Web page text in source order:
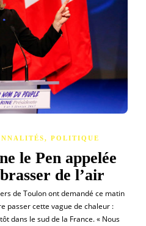
, POLITIQUE
le Pen appelée
de l’air
de Toulon ont demandé ce matin
passer cette vague de chaleur :
dans le sud de la France. « Nous